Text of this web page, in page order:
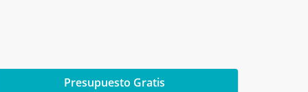
Presupuesto Gratis